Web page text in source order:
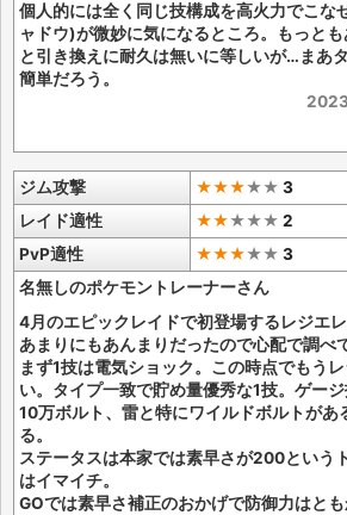
個人的には全く同じ技構成を高火力でこな
ャドウ)が微妙に気になるところ。もっと
と引き換えに耐久は無いに等しいが…まあ
簡単だろう。
ジム攻撃 ★★★★★ 3
レイド適性
★★★★★ 2
PvP適性
★★★★★ 3
名無しのポケモントレーナーさん
4月のエピックレイドで初登場するレジエ
あまりにもあんまりだったので心配で調べ
まず1技は電気ショック。この時点でもう
い。タイプ一致で貯め量優秀な1技。ゲージ
10万ボルト、雷と特にワイルドボルトがあ
る。
ステータスは本家では素早さが200という
はイマイチ。
GOでは素早さ補正のおかげで防御力はと